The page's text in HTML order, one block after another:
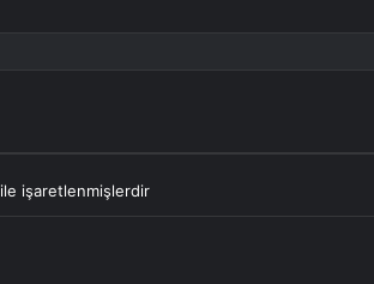
ile işaretlenmişlerdir